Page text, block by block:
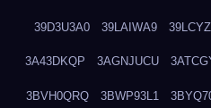
39D3U3A0 39LAIWA9
3A43DKQP 3AGNJUCU
3BVH0QRQ 3BWP93L1